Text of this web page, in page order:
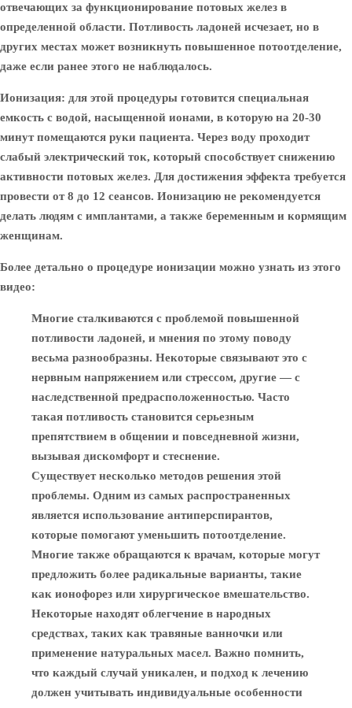
отвечающих за функционирование потовых желез в
определенной области. Потливость ладоней исчезает, но в
других местах может возникнуть повышенное потоотделение,
даже если ранее этого не наблюдалось.
Ионизация: для этой процедуры готовится специальная
емкость с водой, насыщенной ионами, в которую на 20-30
минут помещаются руки пациента. Через воду проходит
слабый электрический ток, который способствует снижению
активности потовых желез. Для достижения эффекта требуется
провести от 8 до 12 сеансов. Ионизацию не рекомендуется
делать людям с имплантами, а также беременным и кормящим
женщинам.
Более детально о процедуре ионизации можно узнать из этого
видео:
Многие сталкиваются с проблемой повышенной
потливости ладоней, и мнения по этому поводу
весьма разнообразны. Некоторые связывают это с
нервным напряжением или стрессом, другие — с
наследственной предрасположенностью. Часто
такая потливость становится серьезным
препятствием в общении и повседневной жизни,
вызывая дискомфорт и стеснение.
Существует несколько методов решения этой
проблемы. Одним из самых распространенных
является использование антиперспирантов,
которые помогают уменьшить потоотделение.
Многие также обращаются к врачам, которые могут
предложить более радикальные варианты, такие
как ионофорез или хирургическое вмешательство.
Некоторые находят облегчение в народных
средствах, таких как травяные ванночки или
применение натуральных масел. Важно помнить,
что каждый случай уникален, и подход к лечению
должен учитывать индивидуальные особенности